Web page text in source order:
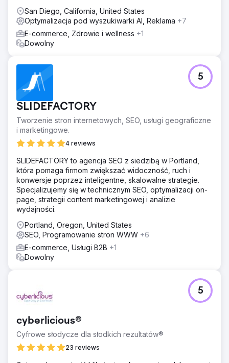
San Diego, California, United States
Optymalizacja pod wyszukiwarki AI, Reklama +7
E-commerce, Zdrowie i wellness +1
Dowolny
SLIDEFACTORY
Tworzenie stron internetowych, SEO, usługi geograficzne
i marketingowe.
4 reviews
5
SLIDEFACTORY to agencja SEO z siedzibą w Portland,
która pomaga firmom zwiększać widoczność, ruch i
konwersje poprzez inteligentne, skalowalne strategie.
Specjalizujemy się w technicznym SEO, optymalizacji on-
page, strategii content marketingowej i analizie
wydajności.
Portland, Oregon, United States
SEO, Programowanie stron WWW +6
E-commerce, Usługi B2B +1
Dowolny
cyberlicious®
Cyfrowe słodycze dla słodkich rezultatów®
23 reviews
5